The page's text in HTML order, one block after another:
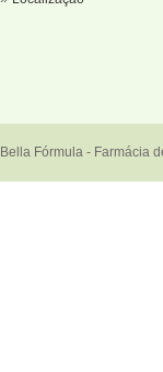
Bella Fórmula - Farmácia